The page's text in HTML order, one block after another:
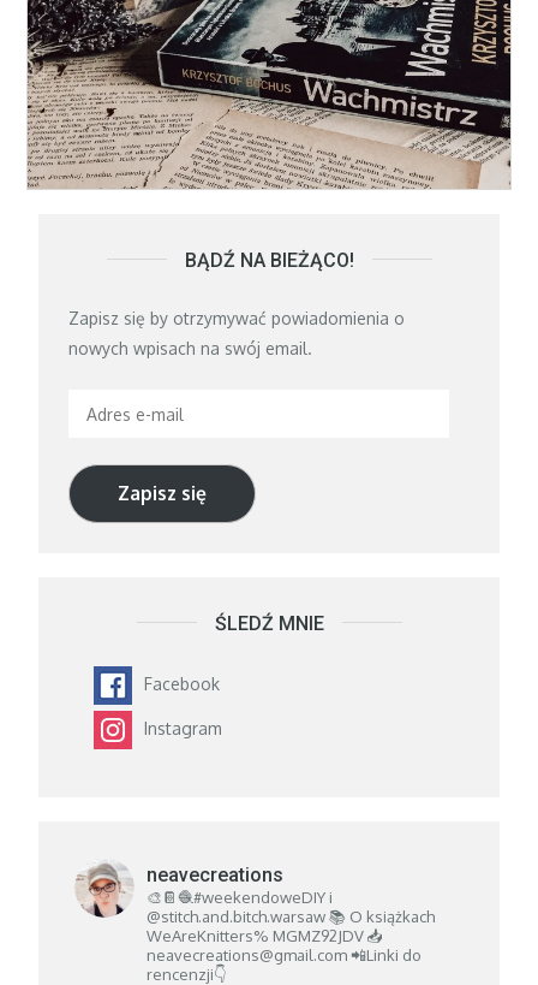
BĄDŹ NA BIEŻĄCO!
Zapisz się by otrzymywać powiadomienia o
nowych wpisach na swój email.
Adres
mail
Zapisz się
ŚLEDŹ MNIE
Facebook
Instagram
neavecreations
🎨📔🧶#weekendoweDIY i
@stitch.and.bitch.warsaw📚 O książkach
WeAreKnitters% MGMZ92JDV📥
neavecreations@gmail.com📲Linki do
rencenzji👇